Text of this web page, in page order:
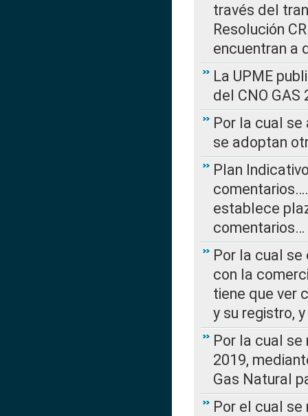
través del
Resolución
encuentran a
La UPME
del CNO
Por la cual
se adoptan
Plan
establece
comentarios…
Por la cual
con la
tiene que ver
y su registro,
Por la cual
2019,
Gas Natural
Por el cual